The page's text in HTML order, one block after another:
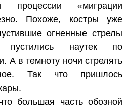
процессии «миграции
Похоже, костры уже
огненные стрелы
пустились наутек по
А в темноту ночи стрелять
Так что пришлось
большая часть обозной